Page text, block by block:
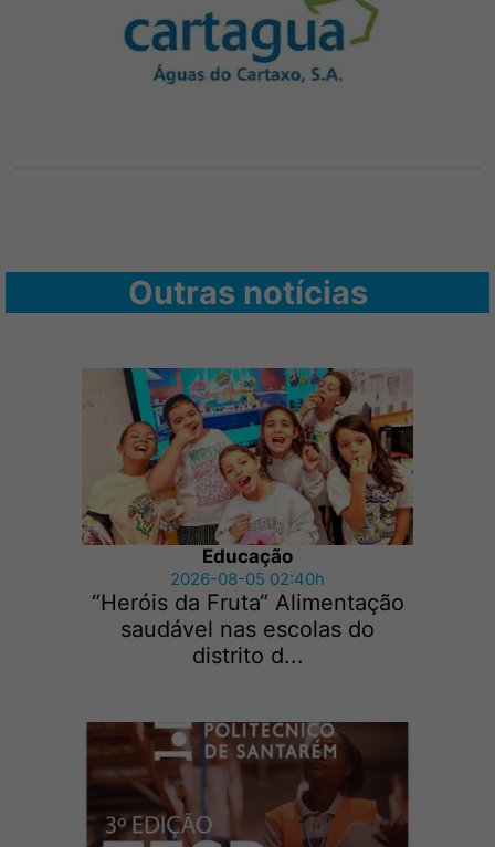
Outras notícias
Educação
2026-08-05 02:40h
“Heróis da Fruta“ Alimentação
saudável nas escolas do
distrito d...